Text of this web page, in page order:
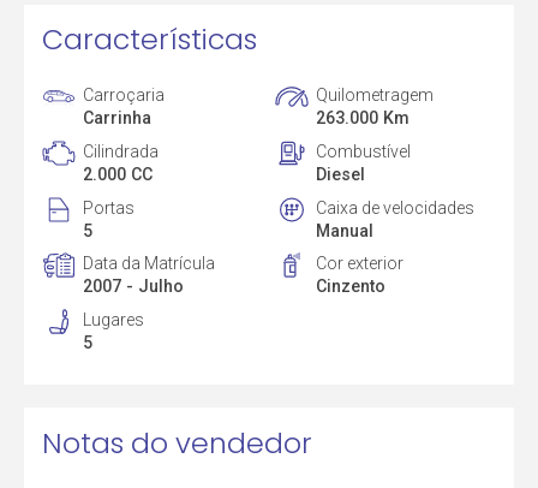
Características
Carroçaria
Carrinha
Quilometragem
263.000 Km
Cilindrada
2.000 CC
Combustível
Diesel
Portas
5
Caixa de velocidades
Manual
Data da Matrícula
2007 - Julho
Cor exterior
Cinzento
Lugares
5
Notas do vendedor